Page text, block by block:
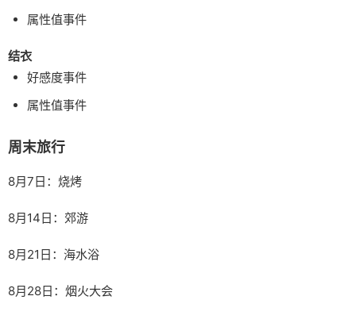
属性值事件
结衣
好感度事件
属性值事件
周末旅行
8月7日：烧烤
8月14日：郊游
8月21日：海水浴
8月28日：烟火大会